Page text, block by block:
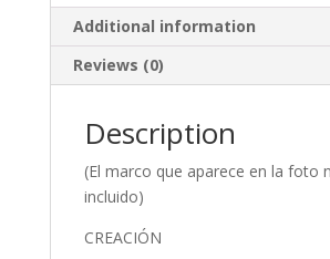
Additional information
Reviews (0)
Description
(El marco que aparece en la foto
incluido)
CREACIÓN